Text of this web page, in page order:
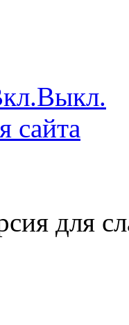
Выкл.
сайта
для